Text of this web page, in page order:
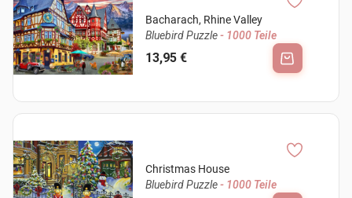
Bacharach, Rhine Valley
Bluebird Puzzle- 1000 Teile
13,95 €
Christmas House
Bluebird Puzzle- 1000 Teile